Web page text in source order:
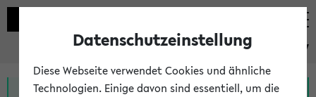
eKVV
Zur MeineUni App Zum MeineUni Portal
Datenschutzeinstellung
Diese Webseite verwendet Cookies und ähnliche
Technologien. Einige davon sind essentiell, um die